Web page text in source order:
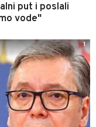
put i poslali
vode"
1